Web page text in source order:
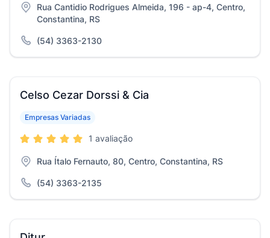
Rua Cantidio Rodrigues Almeida, 196 - ap-4, Centro,
Constantina, RS
(54) 3363-2130
Celso Cezar Dorssi & Cia
Empresas Variadas
1 avaliação
Rua Ítalo Fernauto, 80, Centro, Constantina, RS
(54) 3363-2135